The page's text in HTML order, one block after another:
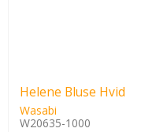
Helene Bluse Hvid
Wasabi
W20635-1000